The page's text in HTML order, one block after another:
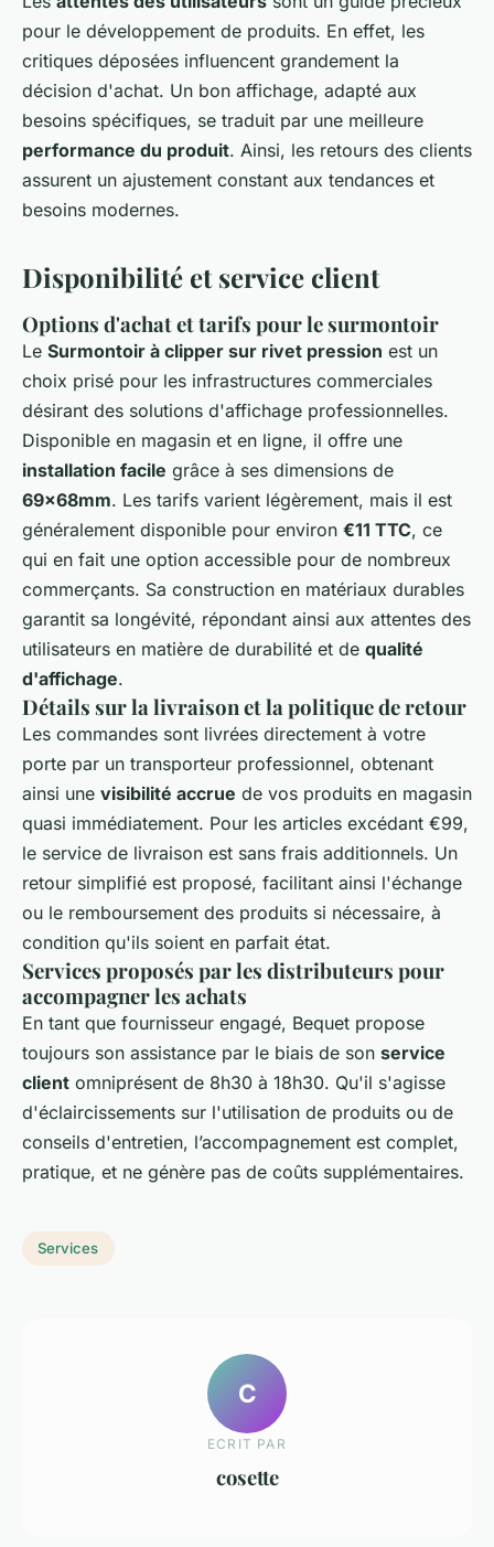
pour le développement de produits. En effet, les
critiques déposées influencent grandement la
décision d'achat. Un bon affichage, adapté aux
besoins spécifiques, se traduit par une meilleure
performance du produit. Ainsi, les retours des clients
assurent un ajustement constant aux tendances et
besoins modernes.
Disponibilité et service client
Options d'achat et tarifs pour le surmontoir
Le Surmontoir à clipper sur rivet pression est un
choix prisé pour les infrastructures commerciales
désirant des solutions d'affichage professionnelles.
Disponible en magasin et en ligne, il offre une
installation facile grâce à ses dimensions de
69x68mm. Les tarifs varient légèrement, mais il est
généralement disponible pour environ €11 TTC, ce
qui en fait une option accessible pour de nombreux
commerçants. Sa construction en matériaux durables
garantit sa longévité, répondant ainsi aux attentes des
utilisateurs en matière de durabilité et de qualité
d'affichage.
Détails sur la livraison et la politique de retour
Les commandes sont livrées directement à votre
porte par un transporteur professionnel, obtenant
ainsi une visibilité accrue de vos produits en magasin
quasi immédiatement. Pour les articles excédant €99,
le service de livraison est sans frais additionnels. Un
retour simplifié est proposé, facilitant ainsi l'échange
ou le remboursement des produits si nécessaire, à
condition qu'ils soient en parfait état.
Services proposés par les distributeurs pour
accompagner les achats
En tant que fournisseur engagé, Bequet propose
toujours son assistance par le biais de son service
client omniprésent de 8h30 à 18h30. Qu'il s'agisse
d'éclaircissements sur l'utilisation de produits ou de
conseils d'entretien, l’accompagnement est complet,
pratique, et ne génère pas de coûts supplémentaires.
Services
C
ECRIT PAR
cosette